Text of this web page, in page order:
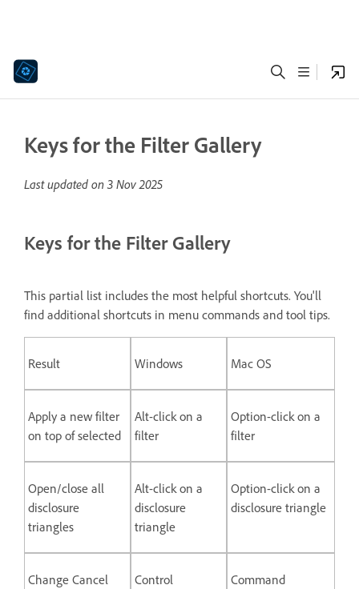
Keys for the Filter Gallery
Last updated on 3 Nov 2025
Keys for the Filter Gallery
This partial list includes the most helpful shortcuts. You'll
find additional shortcuts in menu commands and tool tips.
Result Windows Mac OS
Apply a new filter
on top of selected
Alt-click on a
filter
Option-click on a
filter
Open/close all
disclosure
triangles
Alt-click on a
disclosure
triangle
Option-click on a
disclosure triangle
Change Cancel
Control Command